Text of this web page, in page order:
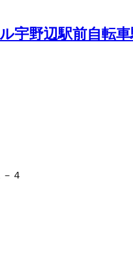
宇野辺駅前自転
４